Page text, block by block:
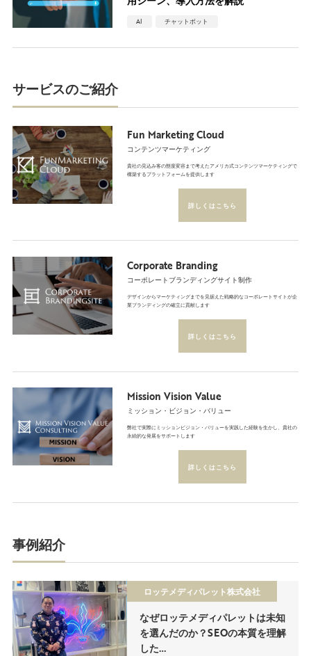
AI チャットボット
サービスのご紹介
Fun Marketing Cloud
コンテンツマーケティング
貴社の見込み客の態度変容まで考えたアメリカ式コンテンツマーケティングで
構築するプラットフォームを提供します
詳しくはこちら
Corporate Branding
コーポレートブランディングサイト制作
デザインからマーケティングまでを見据えた戦略的なコーポレートサイトが企
業ブランディングの確立に貢献します
詳しくはこちら
Mission Vision Value
ミッション・ビジョン・バリュー
弊社で実際にミッションビジョン・バリューを実践した経験を生かし、貴社の
永続的な発展をサポートします
詳しくはこちら
事例紹介
ロッテメディパレット株式会社
なぜロッテメディパレットは未知
を選んだのか？SEOの本質を理解
した…